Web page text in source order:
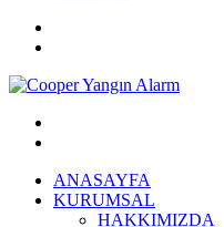
ANASAYFA
KURUMSAL
HAKKIMIZDA